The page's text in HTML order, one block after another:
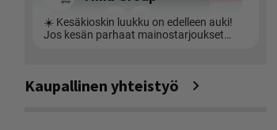
Kaupallinen yhteistyö